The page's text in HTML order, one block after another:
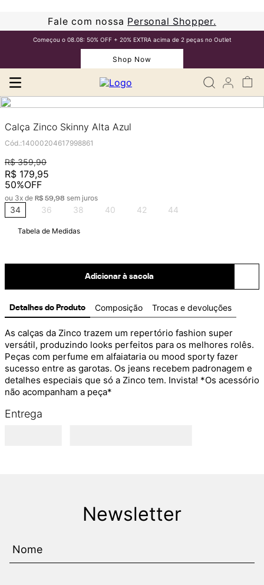
Fale com nossa Personal Shopper.
Começou o 08.08: 50% OFF + 20% EXTRA acima de 2 peças no Outlet
Shop Now
Calça Zinco Skinny Alta Azul
Cód.:14000204617998861
R$ 359,90
R$ 179,95
50%OFF
ou 3x de R$ 59,98 sem juros
34 36 38 40 42 44
Tabela de Medidas
Adicionar à sacola
Detalhes do Produto Composição Trocas e devoluções
As calças da Zinco trazem um repertório fashion super
versátil, produzindo looks perfeitos para os melhores rolês.
Peças com perfume em alfaiataria ou mood sporty fazer
sucesso entre as garotas. Os jeans recebem padronagem e
detalhes especiais que só a Zinco tem. Invista! *Os acessório
não acompanham a peça*
Entrega
Newsletter